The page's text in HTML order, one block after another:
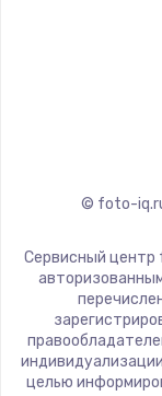
© foto-
Сервисный центр
целью